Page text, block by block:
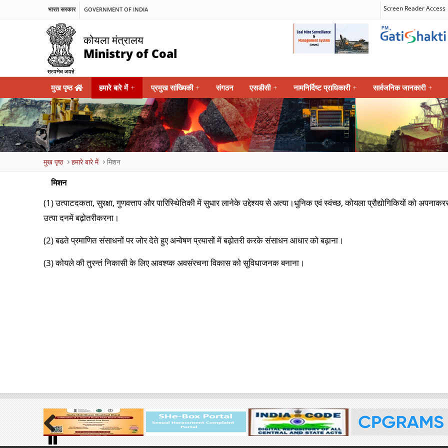
भारत सरकार GOVERNMENT OF INDIA Screen Reader Access
कोयला मंत्रालय
Ministry of Coal
navigation
मुख पृष्ठ हमारे बारे में + प्रमुख सांख्यिकी + संगठन एसडीसी + नामनिर्दिष्ट प्राधिकारी + सार्वजनिक जानकारी +
मुख पृष्ठ हमारे बारे में मिशन
मिशन
(1) उत्पाटदकता, सुरक्षा, गुणवत्ताप और पारिस्थिेतिकी में सुधार लानेके उद्देश्यय से अत्या।धुनिक एवं स्वंच्छ, कोयला प्रौद्योगिकियों को
उत्पा दनमें बढ़ोतरीकरना।
(2) बढते प्रमाणित संसाधनों पर जोर देते हुए अन्वे‍षण प्रयासों में बढ़ोतरी करके संसाधन आधार को बढ़ाना।
(3) कोयले की तुरन्तं निकासी के लिए आवश्य्क अवसंरचना विकास को सुविधाजनक बनाना।
Previous